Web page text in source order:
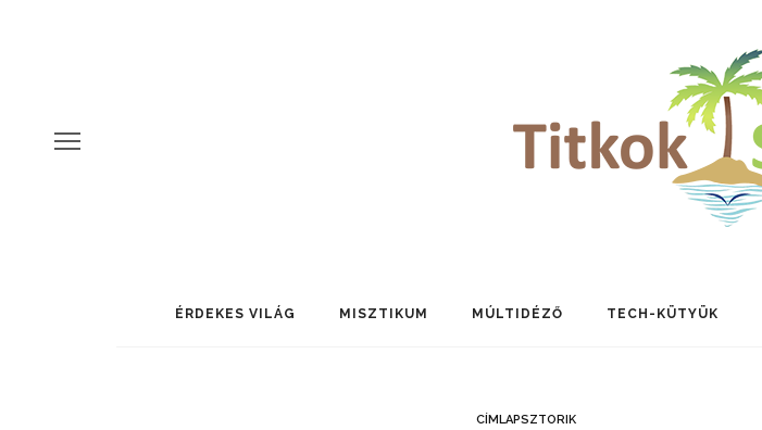
ÉRDEKES VILÁG MISZTIKUM MÚLTIDÉZŐ TECH-KÜTYÜK
CÍMLAPSZTORIK